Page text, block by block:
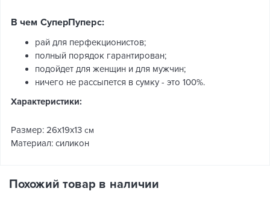
В чем СуперПуперс:
рай для перфекционистов;
полный порядок гарантирован;
подойдет для женщин и для мужчин;
ничего не рассыпется в сумку - это 100%.
Характеристики:
Размер: 26x19x13 см
Материал: силикон
Похожий товар в наличии